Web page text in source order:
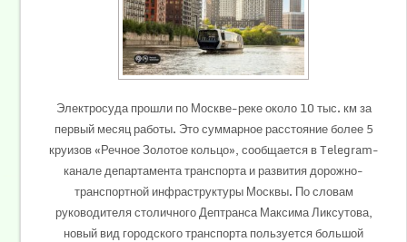
Электросуда прошли по Москве-реке около 10 тыс. км за
первый месяц работы. Это суммарное расстояние более 5
круизов «Речное Золотое кольцо», сообщается в Telegram-
канале департамента транспорта и развития дорожно-
транспортной инфраструктуры Москвы. По словам
руководителя столичного Дептранса Максима Ликсутова,
новый вид городского транспорта пользуется большой